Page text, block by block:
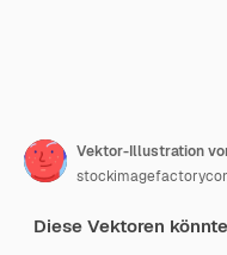
Vektor-Illustration
Diese Vektoren